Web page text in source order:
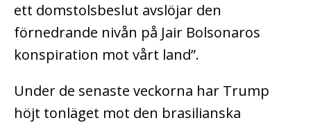
ett domstolsbeslut avslöjar den
förnedrande nivån på Jair Bolsonaros
konspiration mot vårt land”.
Under de senaste veckorna har Trump
höjt tonläget mot den brasilianska